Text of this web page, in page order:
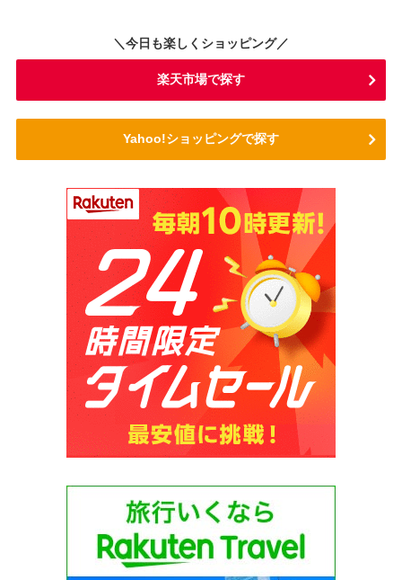
＼今日も楽しくショッピング／
楽天市場で探す
Yahoo!ショッピングで探す